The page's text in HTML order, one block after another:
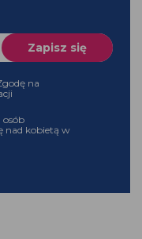
na
nad kobietą w